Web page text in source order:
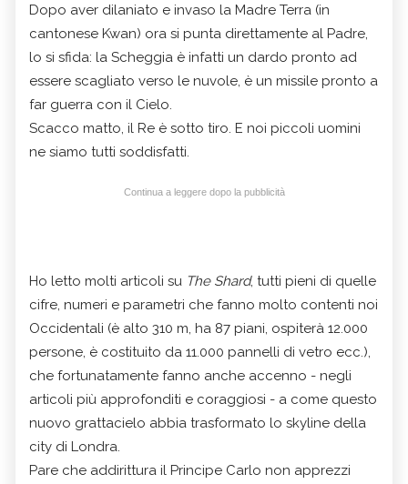
Dopo aver dilaniato e invaso la Madre Terra (in
cantonese Kwan) ora si punta direttamente al Padre,
lo si sfida: la Scheggia è infatti un dardo pronto ad
essere scagliato verso le nuvole, è un missile pronto a
far guerra con il Cielo.
Scacco matto, il Re è sotto tiro. E noi piccoli uomini
ne siamo tutti soddisfatti.
Continua a leggere dopo la pubblicità
Ho letto molti articoli su The Shard, tutti pieni di quelle
cifre, numeri e parametri che fanno molto contenti noi
Occidentali (è alto 310 m, ha 87 piani, ospiterà 12.000
persone, è costituito da 11.000 pannelli di vetro ecc.),
che fortunatamente fanno anche accenno - negli
articoli più approfonditi e coraggiosi - a come questo
nuovo grattacielo abbia trasformato lo skyline della
city di Londra.
Pare che addirittura il Principe Carlo non apprezzi